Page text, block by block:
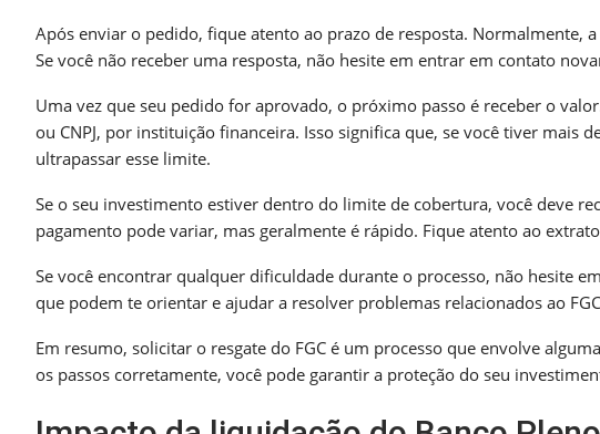
Após enviar o pedido, fique atento ao prazo de resposta. Normalmente,
Se você não receber uma resposta, não hesite em entrar em contato
Uma vez que seu pedido for aprovado, o próximo passo é receber o
ou CNPJ, por instituição financeira. Isso significa que, se você tiver mais
ultrapassar esse limite.
Se o seu investimento estiver dentro do limite de cobertura, você deve
pagamento pode variar, mas geralmente é rápido. Fique atento ao
Se você encontrar qualquer dificuldade durante o processo, não hesite
que podem te orientar e ajudar a resolver problemas relacionados ao
Em resumo, solicitar o resgate do FGC é um processo que envolve
os passos corretamente, você pode garantir a proteção do seu